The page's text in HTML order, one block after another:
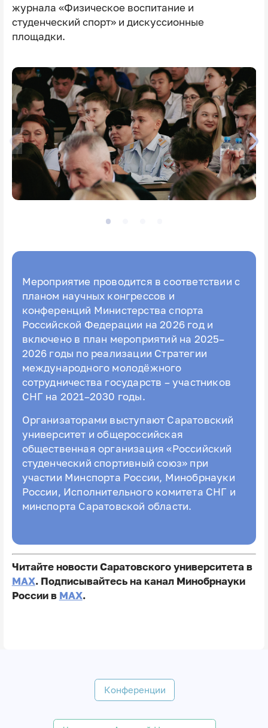
журнала «Физическое воспитание и
студенческий спорт» и дискуссионные
площадки.
Мероприятие проводится в соответствии с
планом научных конгрессов и
конференций Министерства спорта
Российской Федерации на 2026 год и
включено в план мероприятий на 2025–
2026 годы по реализации Стратегии
международного молодёжного
сотрудничества государств – участников
СНГ на 2021–2030 годы.
Организаторами выступают Саратовский
университет и общероссийская
общественная организация «Российский
студенческий спортивный союз» при
участии Минспорта России, Минобрнауки
России, Исполнительного комитета СНГ и
минспорта Саратовской области.
Читайте новости Саратовского университета в
MAX. Подписывайтесь на канал Минобрнауки
России в MAX.
Конференции